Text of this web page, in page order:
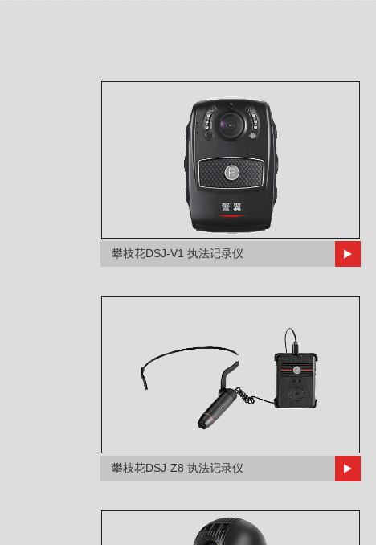
攀枝花DSJ-V1 执法记录仪
攀枝花DSJ-Z8 执法记录仪